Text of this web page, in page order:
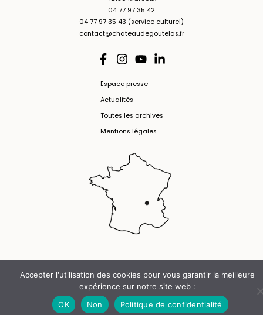
04 77 97 35 42
04 77 97 35 43 (service culturel)
contact@chateaudegoutelas.fr
Espace presse
Actualités
Toutes les archives
Mentions légales
Accepter l'utilisation des cookies pour vous garantir la meilleure
expérience sur notre site web :
OK
Non Politique de confidentialité